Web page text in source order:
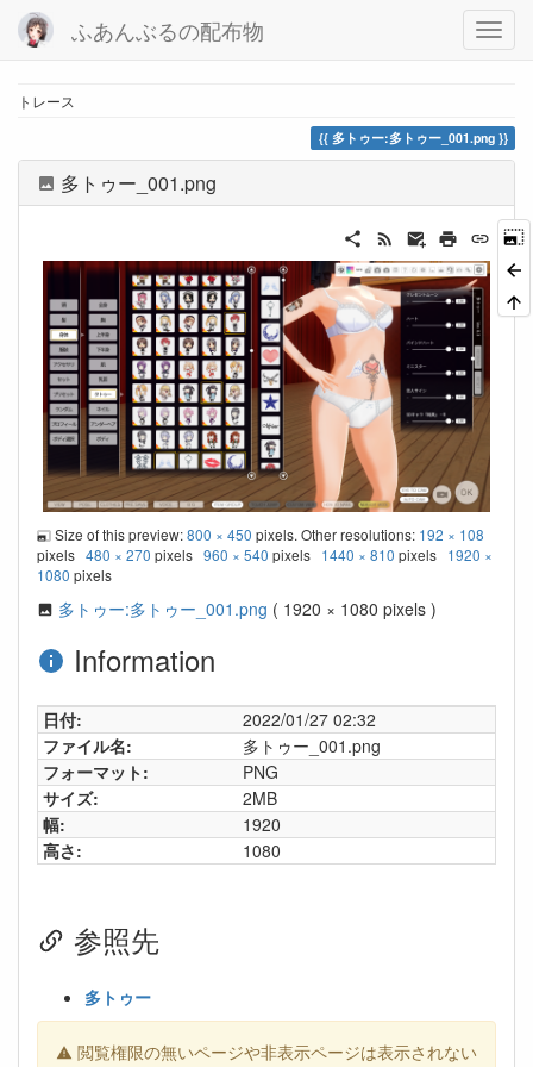
ふあんぶるの配布物
トレース
多トゥー:多トゥー_001.png
多トゥー_001.png
Size of this preview:800 × 450 pixels. Other resolutions: 192 × 108
pixels 480 × 270 pixels 960 × 540 pixels 1440 × 810 pixels 1920 ×
1080 pixels
多トゥー:多トゥー_001.png ( 1920 × 1080 pixels )
Information
日付:
2022/01/27 02:32
ファイル名:
多トゥー_001.png
フォーマット:
PNG
サイズ:
2MB
幅:
1920
高さ:
1080
参照先
多トゥー
閲覧権限の無いページや非表示ページは表示されない